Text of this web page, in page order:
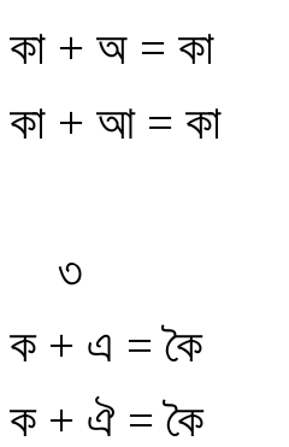
কা + অ = কা
কা + আ = কা
৩
ক + এ = কৈ
ক + ঐ = কৈ